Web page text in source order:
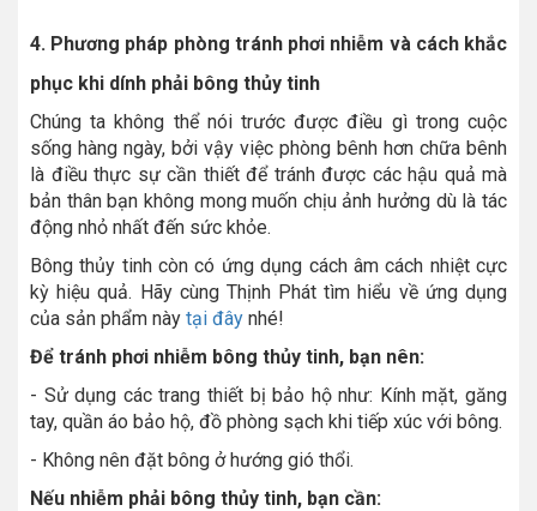
4. Phương pháp phòng tránh phơi nhiễm và cách khắc
phục khi dính phải bông thủy tinh
Chúng ta không thể nói trước được điều gì trong cuộc
sống hàng ngày, bởi vậy việc phòng bênh hơn chữa bênh
là điều thực sự cần thiết để tránh được các hậu quả mà
bản thân bạn không mong muốn chịu ảnh hưởng dù là tác
động nhỏ nhất đến sức khỏe.
Bông thủy tinh còn có ứng dụng cách âm cách nhiệt cực
kỳ hiệu quả. Hãy cùng Thịnh Phát tìm hiểu về ứng dụng
của sản phẩm này tại đây nhé!
Để tránh phơi nhiễm bông thủy tinh, bạn nên:
- Sử dụng các trang thiết bị bảo hộ như: Kính mặt, găng
tay, quần áo bảo hộ, đồ phòng sạch khi tiếp xúc với bông.
- Không nên đặt bông ở hướng gió thổi.
Nếu nhiễm phải bông thủy tinh, bạn cần: